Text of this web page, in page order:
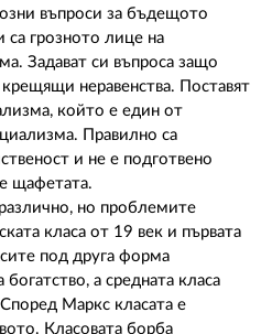
въпроси за бъдещото
са грозното лице на
Задават си въпроса защо
неравенства. Поставят
който е един от
Правилно са
и не е подготвено
щафетата.
но проблемите
класа от 19 век и първата
под друга форма
а средната класа
Маркс класата е
Класовата борба